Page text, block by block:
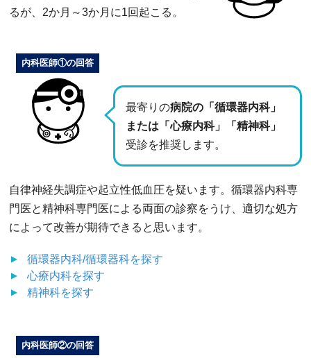
るが、2か月～3か月に1回起こる。
最寄りの病院の「循環器内科」
または「心療内科」「精神科」
受診を推奨します。
内科医師①の回答
自律神経失調症や起立性低血圧を疑います。循環器内科専
門医と精神科専門医による両面の診察をうけ、適切な処方
によって改善が期待できると思います。
循環器内科/循環器科を探す
心療内科を探す
精神科を探す
内科医師②の回答